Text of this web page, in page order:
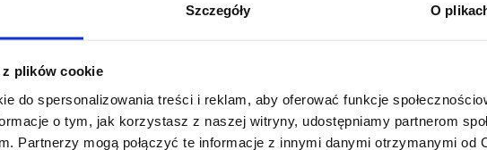
Szczegóły O
plików cookie
do spersonalizowania treści i reklam, aby oferować funkcje
o tym, jak korzystasz z naszej witryny, udostępniamy partnerom
Partnerzy mogą połączyć te informacje z innymi danymi otrzymanymi od
fragmentu bajki